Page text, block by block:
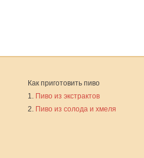
Как приготовить пиво
1. Пиво из экстрактов
2. Пиво из солода и хмеля